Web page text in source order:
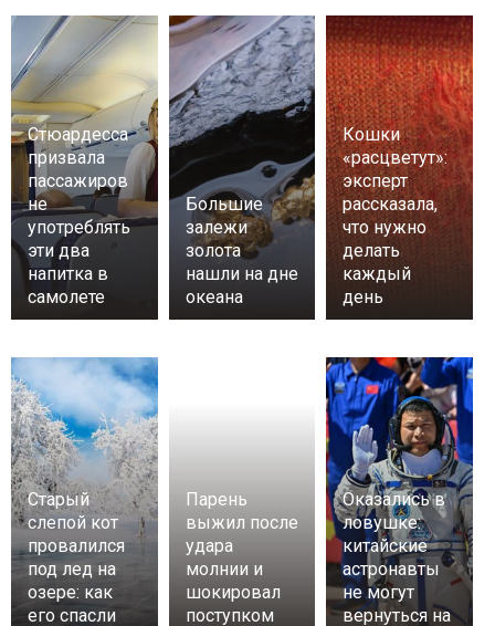
Стюардесса
призвала
пассажиров
не
употреблять
эти два
напитка в
самолете
Большие
залежи
золота
нашли на дне
океана
Кошки
«расцветут»:
эксперт
рассказала,
что нужно
делать
каждый
день
Старый
слепой кот
провалился
под лед на
озере: как
его спасли
Парень
выжил после
удара
молнии и
шокировал
поступком
Оказались в
ловушке:
китайские
астронавты
не могут
вернуться на